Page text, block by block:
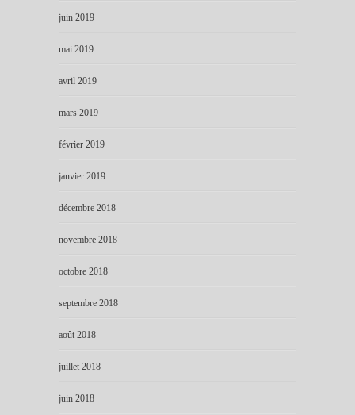
juin 2019
mai 2019
avril 2019
mars 2019
février 2019
janvier 2019
décembre 2018
novembre 2018
octobre 2018
septembre 2018
août 2018
juillet 2018
juin 2018